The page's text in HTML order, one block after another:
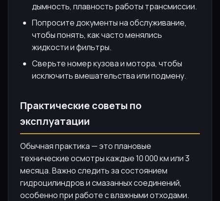
дымность, плавность работы трансмиссии.
Попросите документы на обслуживание,
чтобы понять, как часто менялись
жидкости и фильтры.
Сверьте номер кузова и мотора, чтобы
исключить вмешательства или подмену.
Практические советы по
эксплуатации
Обычная практика — это плановые
технические осмотры каждые 10 000 км или 3
месяца. Важно следить за состоянием
гидроцилиндров и смазанных соединений,
особенно при работе с влажными отходами.